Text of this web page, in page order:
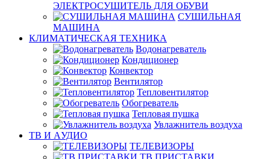
ЭЛЕКТРОСУШИТЕЛЬ ДЛЯ ОБУВИ
СУШИЛЬНАЯ
МАШИНА
КЛИМАТИЧЕСКАЯ ТЕХНИКА
Водонагреватель
Кондиционер
Конвектор
Вентилятор
Тепловентилятор
Обогреватель
Тепловая пушка
Увлажнитель воздуха
ТВ И AУДИО
ТЕЛЕВИЗОРЫ
ТВ ПРИСТАВКИ